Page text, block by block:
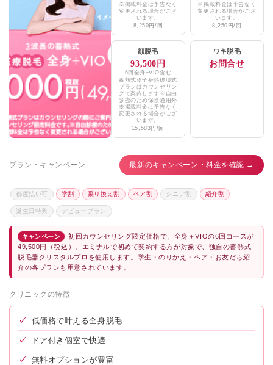
東京八丁堀皮膚科・形成外科 ★3.1 (170件)
エミナルクリニックメンズ上野院 ★4.6 / 5（278件）
レジーナクリニックオム上野院 ★4.6 / 5（592件）
湘南美容クリニック松戸院
メンズリゼ柏
東京中央美容外科松戸院
※掲載料金は予告なく
変更される場合がござ
います。
8,250円/回
※掲載料金は予告なく
変更される場合がござ
います。
8,250円/回
顔脱毛
93,500円
6回全身+VIO含む
蓄熱式※全身熱破壊式
プランはカウンセリン
グで案内します※自由
診療のため保険適用外
※掲載料金は予告なく
変更される場合がござ
います。
15,583円/回
ワキ脱毛
お問合せ
プラン・キャンペーン 最新のキャンペーン・料金を確認 →
都度払い可 学割 乗り換え割 ペア割 シニア割 紹介割
誕生日特典 デビュープラン
キャンペーン
初回カウンセリング限定価格で、全身＋VIOの6回コースが
49,500円（税込）。エミナルで初めて契約する方が対象で、独自の蓄熱式
脱毛器クリスタルプロを使用します。学生・のりかえ・ペア・お友だち紹
介の各プランも用意されています。
クリニックの特徴
✓ 低価格で叶える全身脱毛
✓ ドア付き個室で快適
✓ 無料オプションが豊富